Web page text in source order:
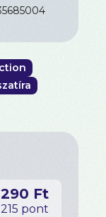
a
Ft
215 pont